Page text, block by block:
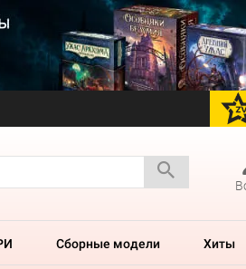
Сборные модели Хиты